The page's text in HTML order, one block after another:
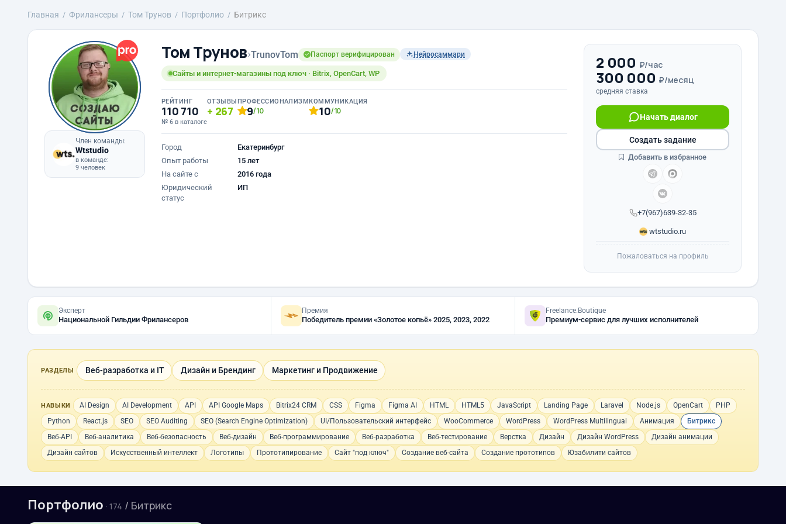
Главная Фрилансеры Том Трунов Портфолио Битрикс
Член команды:
Wtstudio
в команде:
9 человек
Том Трунов›TrunovTom Паспорт верифицирован Нейросаммари
Сайты и интернет-магазины под ключ · Bitrix, OpenCart, WP
РЕЙТИНГ
110 710
№ 6 в каталоге
ОТЗЫВЫ
267
ПРОФЕССИОНАЛИЗМ
9/10
КОММУНИКАЦИЯ
10/10
Город
Екатеринбург
Опыт работы
15 лет
На сайте с
2016 года
Юридический
статус
ИП
2 000 ₽/час
300 000 ₽/месяц
средняя ставка
+7(967)639-32-35
Начать диалог
wtstudio.ru
Создать задание
Добавить в избранное
Пожаловаться на профиль
Эксперт
Национальной Гильдии Фрилансеров
Премия
Победитель премии «Золотое копьё» 2025, 2023, 2022
Freelance.Boutique
Премиум-сервис для лучших исполнителей
РАЗДЕЛЫ Веб-разработка и IT Дизайн и Брендинг Маркетинг и Продвижение
НАВЫКИ AI Design AI Development API API Google Maps Bitrix24 CRM CSS Figma Figma AI HTML HTML5 JavaScript Landing Page Laravel Node.js OpenCart
PHP
Python
React.js SEO SEO Auditing SEO (Search Engine Optimization) UI/Пользовательский интерфейс WooCommerce WordPress WordPress Multilingual Анимация
Битрикс
Веб-API
Веб-аналитика Веб-безопасность Веб-дизайн Веб-программирование Веб-разработка Веб-тестирование Верстка Дизайн Дизайн WordPress
Дизайн анимации
Дизайн сайтов
Искусственный интеллект Логотипы Прототипирование Сайт "под ключ" Создание веб-сайта Создание прототипов Юзабилити сайтов
Портфолио · 174 / Битрикс